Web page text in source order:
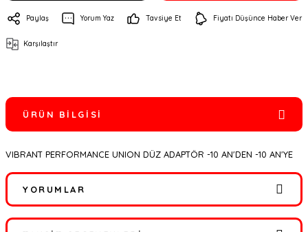
Paylaş Yorum Yaz Tavsiye Et Fiyatı Düşünce Haber Ver
Karşılaştır
ÜRÜN BILGISI
VIBRANT PERFORMANCE UNION DÜZ ADAPTÖR -10 AN'DEN -10 AN'YE
YORUMLAR